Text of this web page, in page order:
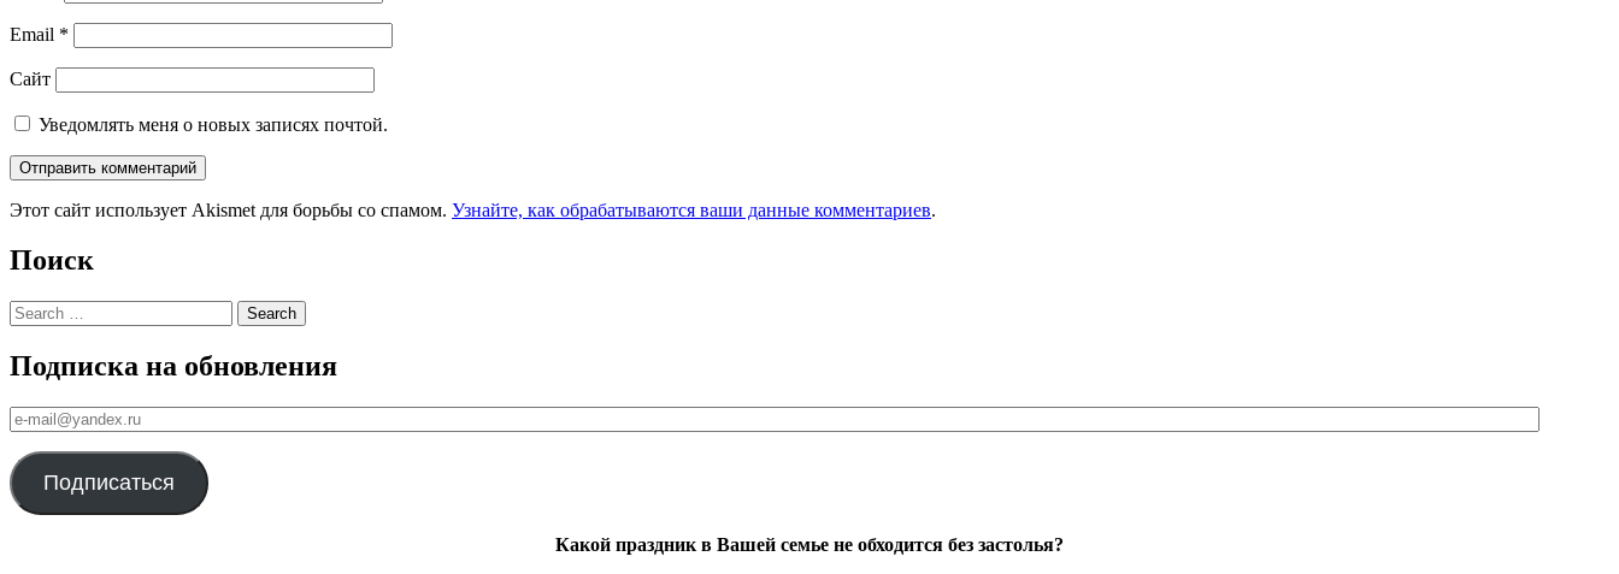
Email *
Сайт
Уведомлять меня о новых записях почтой.
Этот сайт использует Akismet для борьбы со спамом. Узнайте, как обрабатываются ваши данные комментариев.
Поиск
Search
Подписка на обновления
е-
mail@yandex.ru
Подписаться
Какой праздник в Вашей семье не обходится без застолья?